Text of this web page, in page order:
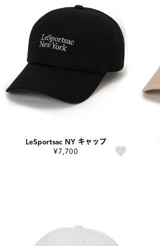
LeSportsac NY キャップ
¥7,700